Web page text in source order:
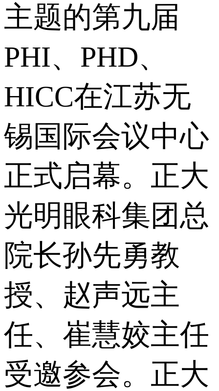
主题的第九届
PHI、PHD、
HICC在江苏无
锡国际会议中心
正式启幕。正大
光明眼科集团总
院长孙先勇教
授、赵声远主
任、崔慧姣主任
受邀参会。正大